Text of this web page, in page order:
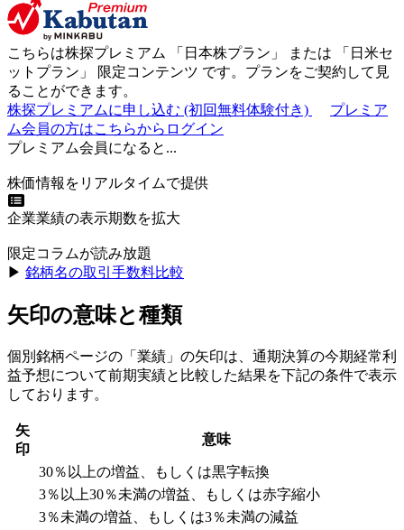
こちらは株探プレミアム 「 日本株プラン 」 または 「 日米セ
ットプラン 」 限定コンテンツ です。プランをご契約して見
ることができます。
株探プレミアムに申し込む (初回無料体験付き)
プレミア
ム会員の方はこちらからログイン
プレミアム会員になると...
株価情報をリアルタイムで提供
企業業績の表示期数を拡大
限定コラムが読み放題
▶︎ 銘柄名の取引手数料比較
矢印の意味と種類
個別銘柄ページの「業績」の矢印は、通期決算の今期経常利
益予想について前期実績と比較した結果を下記の条件で表示
しております。
矢
印
意味
30％以上の増益、もしくは黒字転換
3％以上30％未満の増益、もしくは赤字縮小
3％未満の増益、もしくは3％未満の減益